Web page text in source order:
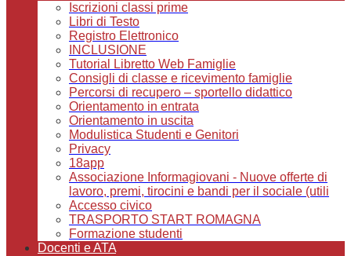
Iscrizioni classi prime
Libri di Testo
Registro Elettronico
INCLUSIONE
Tutorial Libretto Web Famiglie
Consigli di classe e ricevimento famiglie
Percorsi di recupero – sportello didattico
Orientamento in entrata
Orientamento in uscita
Modulistica Studenti e Genitori
Privacy
18app
Associazione Informagiovani - Nuove offerte di
lavoro, premi, tirocini e bandi per il sociale (utili
Accesso civico
TRASPORTO START ROMAGNA
Formazione studenti
Docenti e ATA